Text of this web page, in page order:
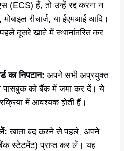
(ECS) हैं, तो उन्हें रद्द करना न
रीचार्ज, या ईएमआई आदि।
दूसरे खाते में स्थानांतरित कर
का निपटान: अपने सभी अप्रयुक्त
पासबुक को बैंक में जमा कर दें। ये
में आवश्यक होती हैं।
खाता बंद करने से पहले, अपने
स्टेटमेंट) प्राप्त कर लें। यह